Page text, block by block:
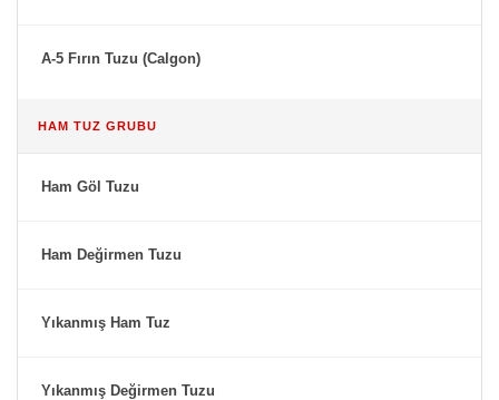
A-5 Fırın Tuzu (Calgon)
HAM TUZ GRUBU
Ham Göl Tuzu
Ham Değirmen Tuzu
Yıkanmış Ham Tuz
Yıkanmış Değirmen Tuzu